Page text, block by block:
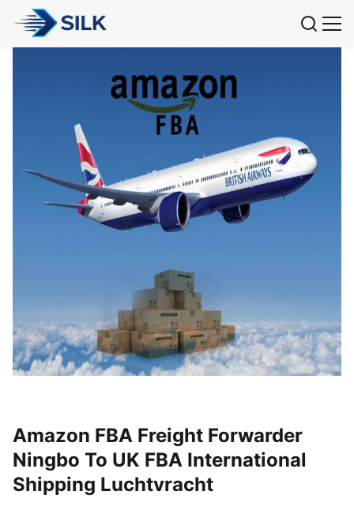
Amazon FBA Freight Forwarder
Ningbo To UK FBA International
Shipping Luchtvracht